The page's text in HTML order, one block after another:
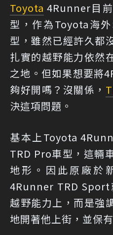
Toyota 4Runner目
型，作為Toyota海
型，雖然已經許久都
扎實的越野能力依然
之地。但如果想要將
夠好開嗎？沒關係，
決這項問題。
基本上Toyota
TRD Pro車型，這輛
地形。因此原廠於
4Runner TRD
越野能力上，而是強
地開著他上街，並保